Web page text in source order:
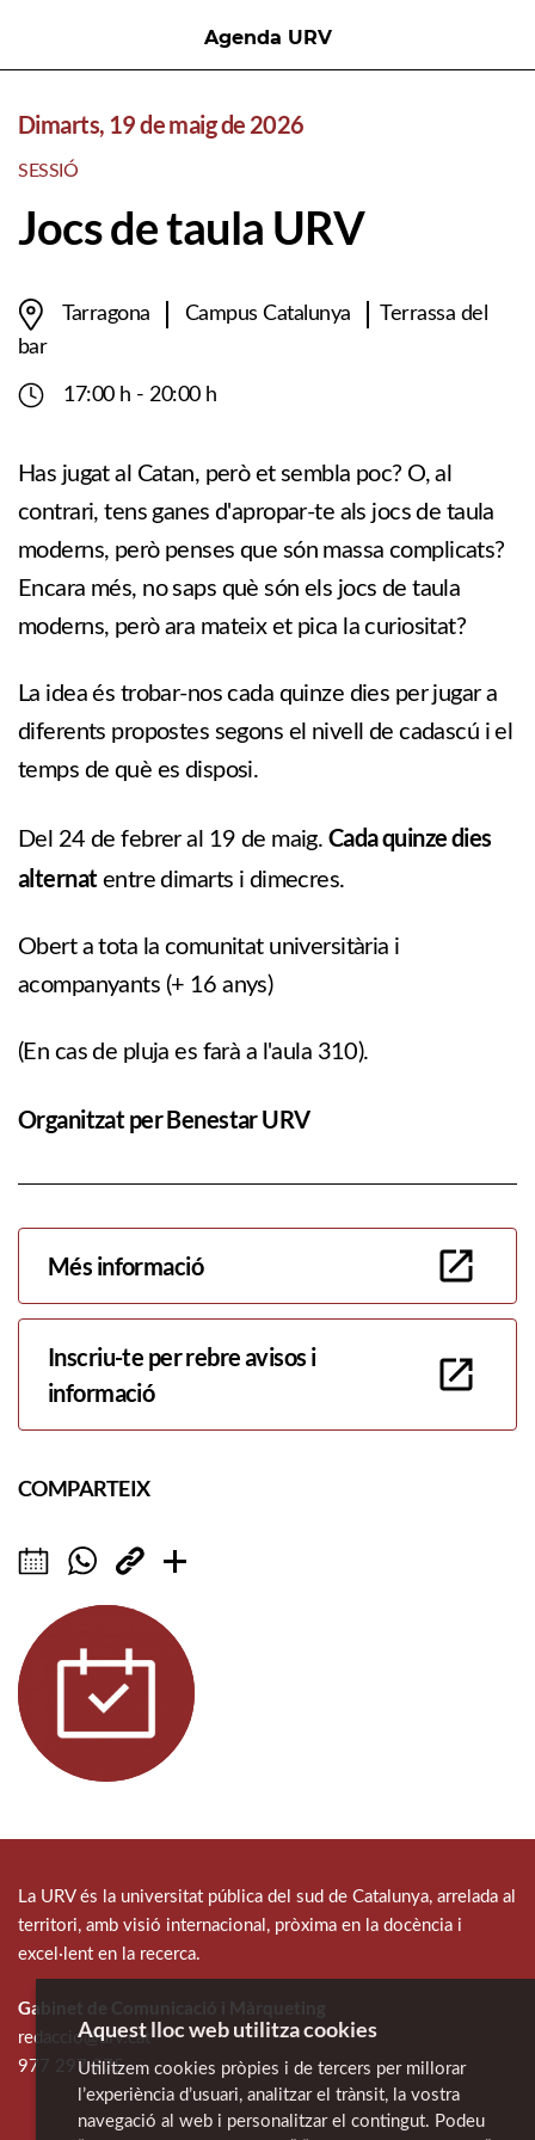
Agenda URV
Dimarts, 19 de maig de 2026
SESSIÓ
Jocs de taula URV
Tarragona Campus Catalunya
Terrassa del
bar
17:00 h - 20:00 h
Has jugat al Catan, però et sembla poc? O, al
contrari, tens ganes d'apropar-te als jocs de taula
moderns, però penses que són massa complicats?
Encara més, no saps què són els jocs de taula
moderns, però ara mateix et pica la curiositat?
La idea és trobar-nos cada quinze dies per jugar a
diferents propostes segons el nivell de cadascú i el
temps de què es disposi.
Del 24 de febrer al 19 de maig. Cada quinze dies
alternatentre dimarts i dimecres.
Obert a tota la comunitat universitària i
acompanyants (+ 16 anys)
(En cas de pluja es farà a l'aula 310).
Organitzat per Benestar URV
Més informació
Inscriu-te per rebre avisos i
informació
COMPARTEIX
La URV és la universitat pública del sud de Catalunya, arrelada al
territori, amb visió internacional, pròxima en la docència i
excel·lent en la recerca.
Gabinet de Comunicació i Màrqueting
redaccio@urv.cat
977 297 975
Aquest lloc web utilitza cookies
Utilitzem cookies pròpies i de tercers per millorar
l’experiència d’usuari, analitzar el trànsit, la vostra
navegació al web i personalitzar el contingut. Podeu